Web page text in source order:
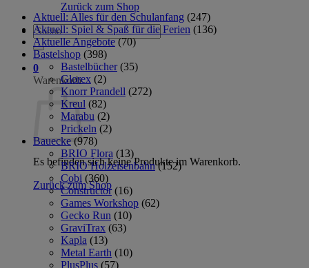
Zurück zum Shop
Suche
nach:
0
Warenkorb
Es befinden sich keine Produkte im Warenkorb.
Zurück zum Shop
Aktuell: Alles für den Schulanfang (247)
Aktuell: Spiel & Spaß für die Ferien (136)
Aktuelle Angebote (70)
Bastelshop (398)
Bastelbücher (35)
Glorex (2)
Knorr Prandell (272)
Kreul (82)
Marabu (2)
Prickeln (2)
Bauecke (978)
BRIO Flora (13)
BRIO Holzeisenbahn (152)
Cobi (360)
Constructor (16)
Games Workshop (62)
Gecko Run (10)
GraviTrax (63)
Kapla (13)
Metal Earth (10)
PlusPlus (57)